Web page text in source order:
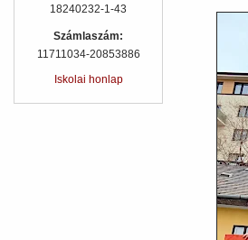
18240232-1-43
Számlaszám:
11711034-20853886
Iskolai honlap